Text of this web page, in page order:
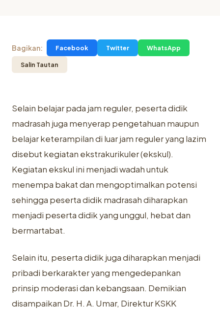
Bagikan: Facebook Twitter WhatsApp
Salin Tautan
Selain belajar pada jam reguler, peserta didik
madrasah juga menyerap pengetahuan maupun
belajar keterampilan di luar jam reguler yang lazim
disebut kegiatan ekstrakurikuler (ekskul).
Kegiatan ekskul ini menjadi wadah untuk
menempa bakat dan mengoptimalkan potensi
sehingga peserta didik madrasah diharapkan
menjadi peserta didik yang unggul, hebat dan
bermartabat.
Selain itu, peserta didik juga diharapkan menjadi
pribadi berkarakter yang mengedepankan
prinsip moderasi dan kebangsaan. Demikian
disampaikan Dr. H. A. Umar, Direktur KSKK